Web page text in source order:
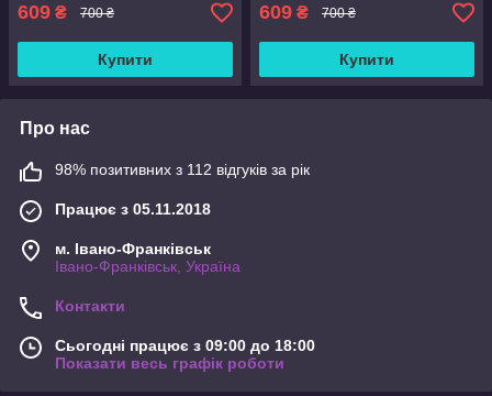
609 ₴ 700 ₴
Купити
609 ₴ 700 ₴
Купити
Про нас
98% позитивних з 112 відгуків за рік
Працює з 05.11.2018
м. Івано-Франківськ
Івано-Франківськ, Україна
Контакти
Сьогодні працює з 09:00 до 18:00
Показати весь графік роботи